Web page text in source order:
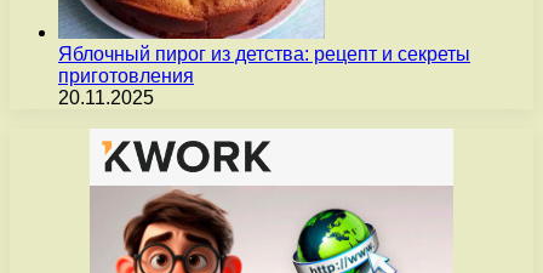
Яблочный пирог из детства: рецепт и секреты
приготовления
20.11.2025